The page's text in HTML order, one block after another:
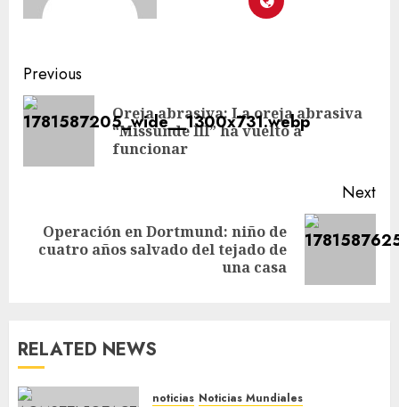
Previous
Oreja abrasiva: La oreja abrasiva
“Missunde III” ha vuelto a
funcionar
Next
Operación en Dortmund: niño de
cuatro años salvado del tejado de
una casa
RELATED NEWS
noticias Noticias Mundiales